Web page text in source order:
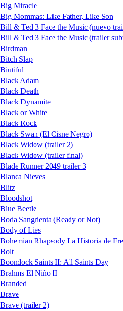
Big Miracle
Big Mommas: Like Father, Like Son
Bill & Ted 3 Face the Music (nuevo
Bill & Ted 3 Face the Music (trailer
Birdman
Bitch Slap
Biutiful
Black Adam
Black Death
Black Dynamite
Black or White
Black Rock
Black Swan (El Cisne Negro)
Black Widow (trailer 2)
Black Widow (trailer final)
Blade Runner 2049 trailer 3
Blanca Nieves
Blitz
Bloodshot
Blue Beetle
Boda Sangrienta (Ready or Not)
Body of Lies
Bohemian Rhapsody La Historia de
Bolt
Boondock Saints II: All Saints Day
Brahms El Niño II
Branded
Brave
Brave (trailer 2)